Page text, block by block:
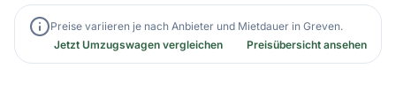
Preise variieren je nach Anbieter und Mietdauer in Greven.
Jetzt Umzugswagen vergleichen
Preisübersicht ansehen